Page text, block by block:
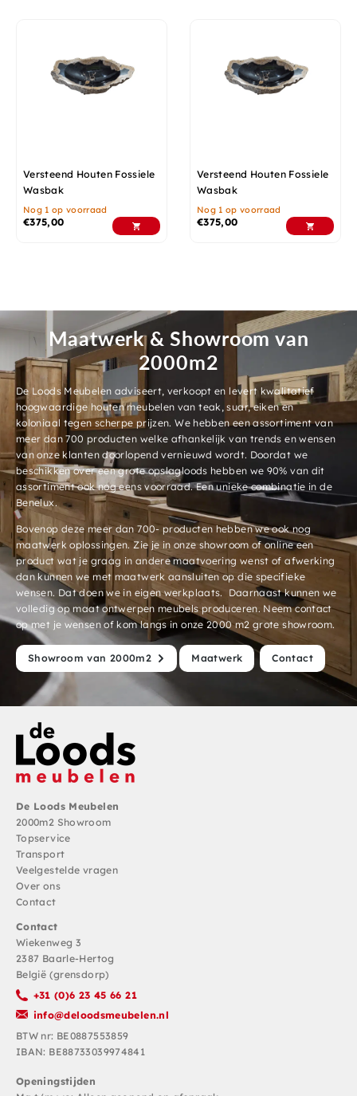
Versteend Houten Fossiele
Wasbak
Nog 1 op voorraad
€375,00
Versteend Houten Fossiele
Wasbak
Nog 1 op voorraad
€375,00
Maatwerk & Showroom van
2000m2
De Loods Meubelen adviseert, verkoopt en levert kwalitatief
hoogwaardige houten meubelen van teak, suar, eiken en
koloniaal tegen scherpe prijzen. We hebben een assortiment van
meer dan 700 producten welke afhankelijk van trends en wensen
van onze klanten doorlopend vernieuwd wordt. Doordat we
beschikken over een grote opslagloods hebben we 90% van dit
assortiment ook nog eens voorraad. Een unieke combinatie in de
Benelux.
Bovenop deze meer dan 700- producten hebben we ook nog
maatwerk oplossingen. Zie je in onze showroom of online een
product wat je graag in andere maatvoering wenst of afwerking
dan kunnen we met maatwerk aansluiten op die specifieke
wensen. Dat doen we in eigen werkplaats. Daarnaast kunnen we
volledig op maat ontwerpen meubels produceren. Neem contact
op met je wensen of kom langs in onze 2000 m2 grote showroom.
Showroom van 2000m2 Maatwerk Contact
De Loods Meubelen
2000m2 Showroom
Topservice
Transport
Veelgestelde vragen
Over ons
Contact
Contact
Wiekenweg 3
2387 Baarle-Hertog
België (grensdorp)
+31 (0)6 23 45 66 21
info@deloodsmeubelen.nl
BTW nr: BE0887553859
IBAN: BE88733039974841
Openingstijden